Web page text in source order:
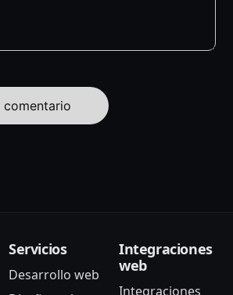
Servicios
Desarrollo web
Integraciones
web
Integraciones